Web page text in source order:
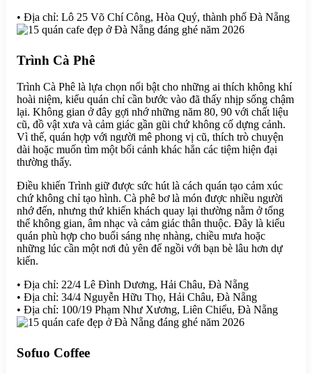
• Địa chỉ: Lô 25 Võ Chí Công, Hòa Quý, thành phố Đà Nẵng
Trình Cà Phê
Trình Cà Phê là lựa chọn nổi bật cho những ai thích không khí
hoài niệm, kiểu quán chỉ cần bước vào đã thấy nhịp sống chậm
lại. Không gian ở đây gợi nhớ những năm 80, 90 với chất liệu
cũ, đồ vật xưa và cảm giác gần gũi chứ không cố dựng cảnh.
Vì thế, quán hợp với người mê phong vị cũ, thích trò chuyện
dài hoặc muốn tìm một bối cảnh khác hẳn các tiệm hiện đại
thường thấy.
Điều khiến Trình giữ được sức hút là cách quán tạo cảm xúc
chứ không chỉ tạo hình. Cà phê bơ là món được nhiều người
nhớ đến, nhưng thứ khiến khách quay lại thường nằm ở tổng
thể không gian, âm nhạc và cảm giác thân thuộc. Đây là kiểu
quán phù hợp cho buổi sáng nhẹ nhàng, chiều mưa hoặc
những lúc cần một nơi đủ yên để ngồi với bạn bè lâu hơn dự
kiến.
• Địa chỉ: 22/4 Lê Đình Dương, Hải Châu, Đà Nẵng
• Địa chỉ: 34/4 Nguyễn Hữu Thọ, Hải Châu, Đà Nẵng
• Địa chỉ: 100/19 Phạm Như Xương, Liên Chiểu, Đà Nẵng
Sofuo Coffee